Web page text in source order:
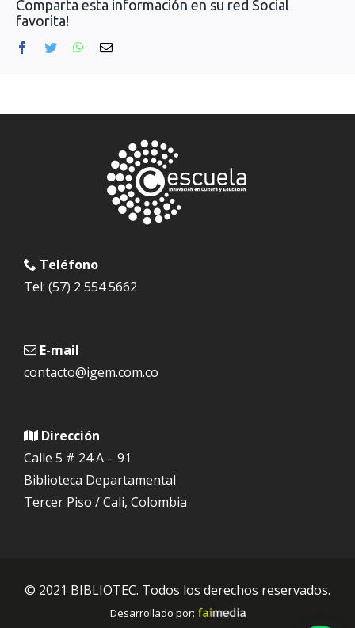
Comparta esta información en su red Social
favorita!
Facebook
Twitter WhatsApp
Correo
Teléfono
Tel: (57) 2 554 5662
E-mail
contacto@igem.com.co
Dirección
Calle 5 # 24 A – 91
Biblioteca Departamental
Tercer Piso / Cali, Colombia
© 2021 BIBLIOTEC. Todos los derechos reservados.
Desarrollado por: